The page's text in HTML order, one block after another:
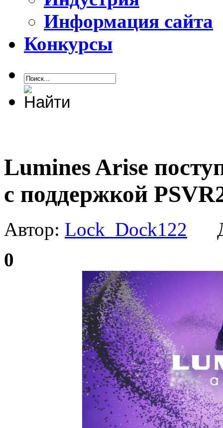
Информация сайта
Конкурсы
Lumines Arise
с поддержкой
Автор: Lock_Dock122
0